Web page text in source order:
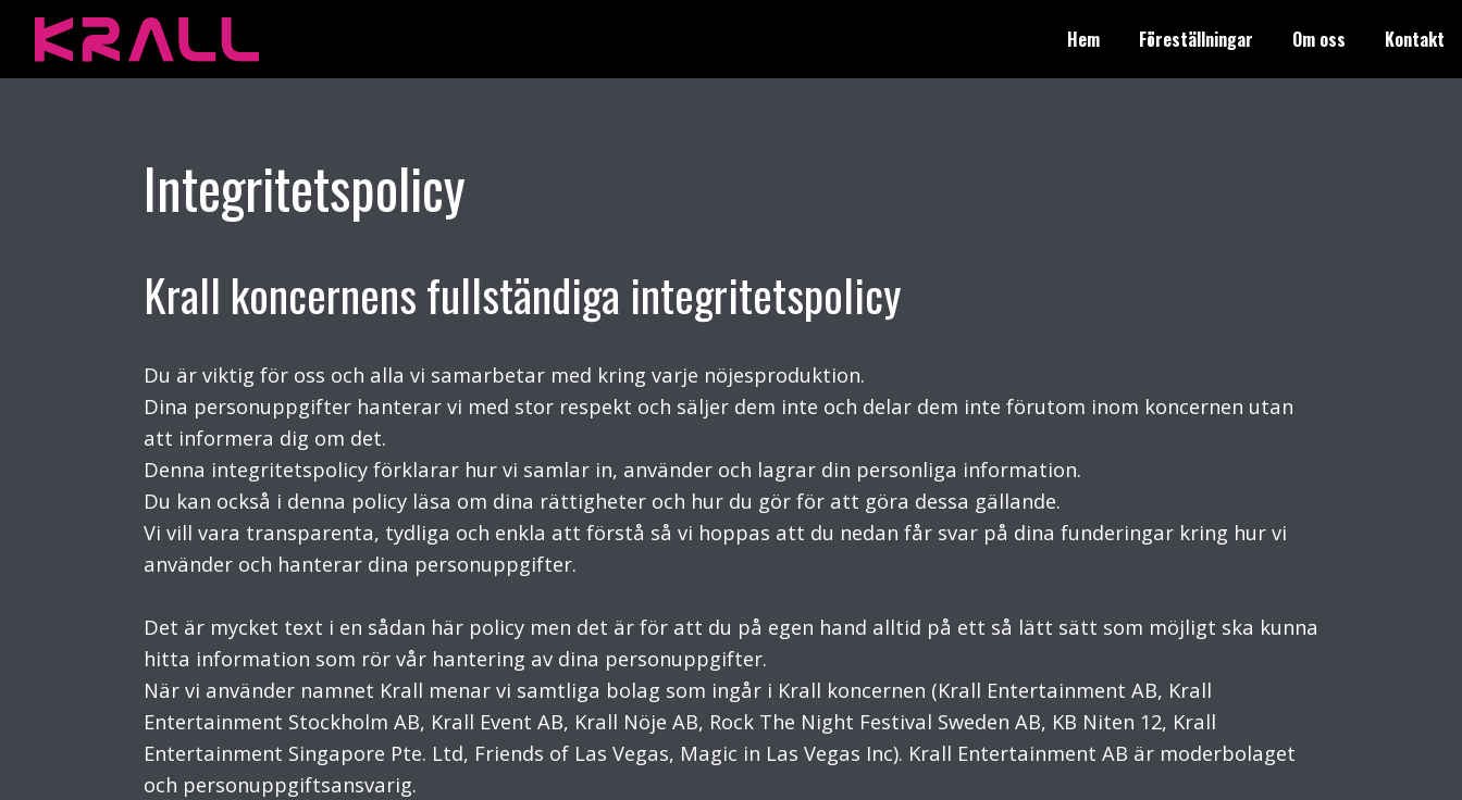
Hem Föreställningar Om oss Kontakt
Integritetspolicy
Krall koncernens fullständiga integritetspolicy
Du är viktig för oss och alla vi samarbetar med kring varje nöjesproduktion.
Dina personuppgifter hanterar vi med stor respekt och säljer dem inte och delar dem inte förutom inom koncernen utan
att informera dig om det.
Denna integritetspolicy förklarar hur vi samlar in, använder och lagrar din personliga information.
Du kan också i denna policy läsa om dina rättigheter och hur du gör för att göra dessa gällande.
Vi vill vara transparenta, tydliga och enkla att förstå så vi hoppas att du nedan får svar på dina funderingar kring hur vi
använder och hanterar dina personuppgifter.
Det är mycket text i en sådan här policy men det är för att du på egen hand alltid på ett så lätt sätt som möjligt ska kunna
hitta information som rör vår hantering av dina personuppgifter.
När vi använder namnet Krall menar vi samtliga bolag som ingår i Krall koncernen (Krall Entertainment AB, Krall
Entertainment Stockholm AB, Krall Event AB, Krall Nöje AB, Rock The Night Festival Sweden AB, KB Niten 12, Krall
Entertainment Singapore Pte. Ltd, Friends of Las Vegas, Magic in Las Vegas Inc). Krall Entertainment AB är moderbolaget
och personuppgiftsansvarig.